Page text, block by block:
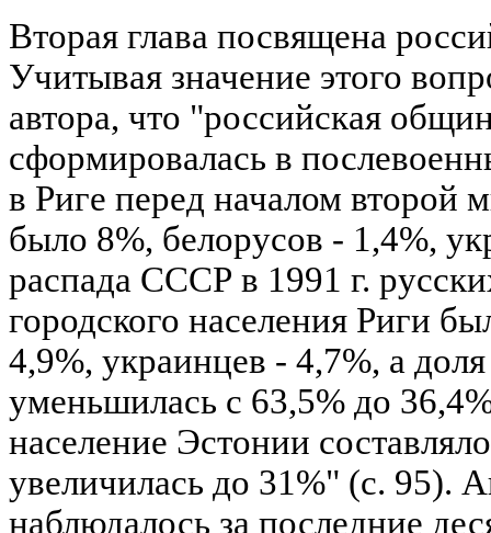
Вторая глава посвящена
Учитывая значение этого
автора, что "российская
сформировалась в
в Риге перед началом второй
было 8%, белорусов - 1,4%,
распада СССР в 1991 г.
городского населения Риги
4,9%, украинцев - 4,7%, а
уменьшилась с 63,5% до
население Эстонии
увеличилась до 31%" (с. 95).
наблюдалось за последние